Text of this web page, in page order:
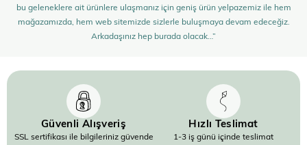
bu geleneklere ait ürünlere ulaşmanız için geniş ürün yelpazemiz ile hem
mağazamızda, hem web sitemizde sizlerle buluşmaya devam edeceğiz.
Arkadaşınız hep burada olacak…”
Güvenli Alışveriş
SSL sertifikası ile bilgileriniz güvende
Hızlı Teslimat
1-3 iş günü içinde teslimat